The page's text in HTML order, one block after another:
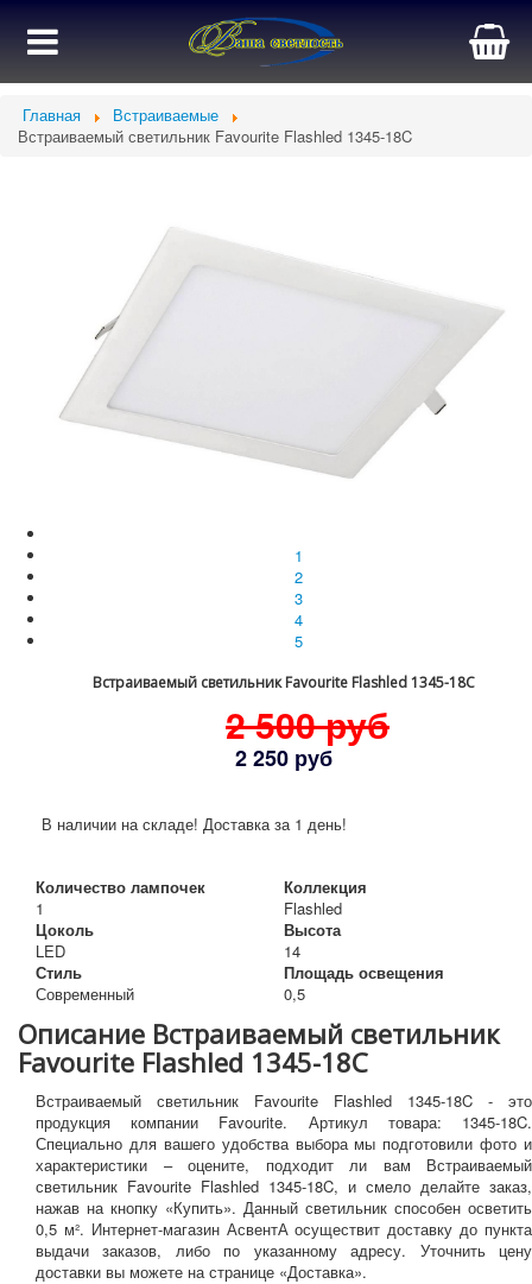
Главная
Встраиваемые
Встраиваемый светильник Favourite Flashled 1345-18C
1
2
3
4
5
Встраиваемый светильник Favourite Flashled 1345-18C
2 500 руб
2 250 руб
В наличии на складе! Доставка за 1 день!
Количество лампочек
1
Коллекция
Flashled
Цоколь
LED
Высота
14
Стиль
Современный
Площадь освещения
0,5
Описание Встраиваемый светильник
Favourite Flashled 1345-18C
Встраиваемый светильник Favourite Flashled 1345-18C - это
продукция компании Favourite. Артикул товара: 1345-18C.
Специально для вашего удобства выбора мы подготовили фото и
характеристики – оцените, подходит ли вам Встраиваемый
светильник Favourite Flashled 1345-18C, и смело делайте заказ,
нажав на кнопку «Купить». Данный светильник способен осветить
0,5 м². Интернет-магазин АсвентА осуществит доставку до пункта
выдачи заказов, либо по указанному адресу. Уточнить цену
доставки вы можете на странице «Доставка».